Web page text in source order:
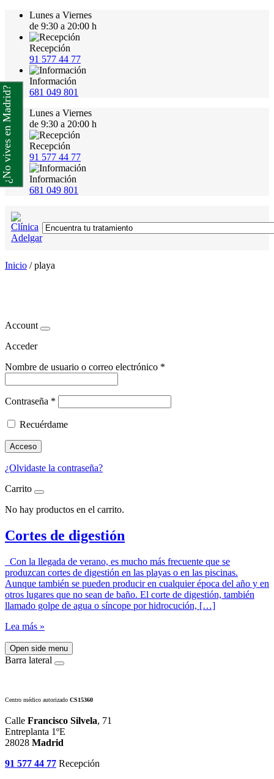
Lunes a Viernes
de 9:30 a 20:00 h
Recepción
91 577 44 77
Información
681 049 801
Lunes a Viernes
de 9:30 a 20:00 h
Recepción
91 577 44 77
Información
681 049 801
Inicio /playa
Account
Acceder
Nombre de usuario o correo electrónico *
Contraseña *
Recuérdame
Acceso
¿Olvidaste la contraseña?
Carrito
No hay productos en el carrito.
Cortes de digestión
Con la llegada de verano, es mucho más frecuente que se
produzcan cortes de digestión en las playas o en las piscinas.
Aunque también se pueden producir en cualquier época del año y en
otros lugares que no sean de baño. El corte de digestión, también
llamado golpe de agua o síncope por hidrocución, […]
Lea más »
Open side menu
Barra lateral
Centro médico autorizado CS15360
Calle Francisco Silvela, 71
Entreplanta 1ºE
28028 Madrid
91 577 44 77 Recepción
¿No vives en Madrid?